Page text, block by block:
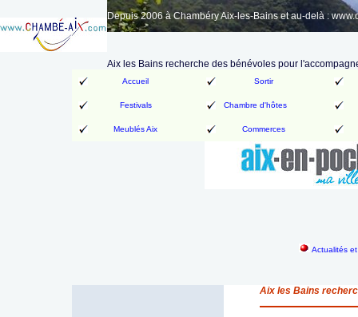
Depuis 2006 à Chambéry Aix-les-Bains et au-delà :
Aix les Bains recherche des bénévoles pour
Accueil Sortir
Festivals Chambre d'hôtes
Meublés Aix Commerces
Actualités
Aix les Bains